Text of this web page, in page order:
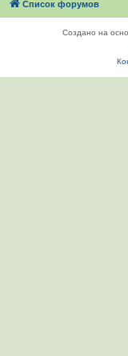
Список форумов
Создано на